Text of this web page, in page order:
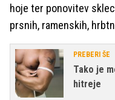
hoje ter ponovitev
prsnih, ramenskih,
PREBERI ŠE
Tako je
hitreje